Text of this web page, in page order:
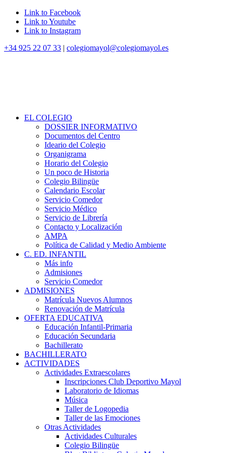
Link to Facebook
Link to Youtube
Link to Instagram
+34 925 22 07 33 | colegiomayol@colegiomayol.es
EL COLEGIO
DOSSIER INFORMATIVO
Documentos del Centro
Ideario del Colegio
Organigrama
Horario del Colegio
Un poco de Historia
Colegio Bilingüe
Calendario Escolar
Servicio Comedor
Servicio Médico
Servicio de Librería
Contacto y Localización
AMPA
Política de Calidad y Medio Ambiente
C. ED. INFANTIL
Más info
Admisiones
Servicio Comedor
ADMISIONES
Matrícula Nuevos Alumnos
Renovación de Matrícula
OFERTA EDUCATIVA
Educación Infantil-Primaria
Educación Secundaria
Bachillerato
BACHILLERATO
ACTIVIDADES
Actividades Extraescolares
Inscripciones Club Deportivo Mayol
Laboratorio de Idiomas
Música
Taller de Logopedia
Taller de las Emociones
Otras Actividades
Actividades Culturales
Colegio Bilingüe